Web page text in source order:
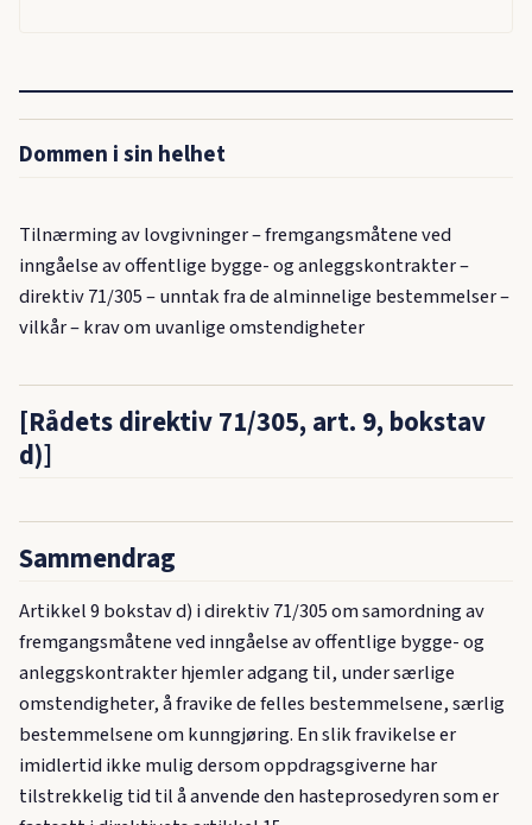
Dommen i sin helhet
Tilnærming av lovgivninger – fremgangsmåtene ved
inngåelse av offentlige bygge- og anleggskontrakter –
direktiv 71/305 – unntak fra de alminnelige bestemmelser –
vilkår – krav om uvanlige omstendigheter
[Rådets direktiv 71/305, art. 9, bokstav
d)]
Sammendrag
Artikkel 9 bokstav d) i direktiv 71/305 om samordning av
fremgangsmåtene ved inngåelse av offentlige bygge- og
anleggskontrakter hjemler adgang til, under særlige
omstendigheter, å fravike de felles bestemmelsene, særlig
bestemmelsene om kunngjøring. En slik fravikelse er
imidlertid ikke mulig dersom oppdragsgiverne har
tilstrekkelig tid til å anvende den hasteprosedyren som er